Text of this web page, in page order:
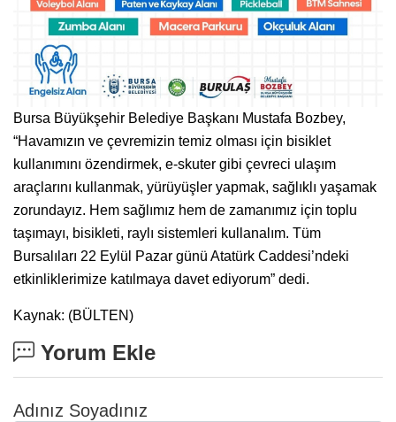
Bursa Büyükşehir Belediye Başkanı Mustafa Bozbey,
“Havamızın ve çevremizin temiz olması için bisiklet
kullanımını özendirmek, e-skuter gibi çevreci ulaşım
araçlarını kullanmak, yürüyüşler yapmak, sağlıklı yaşamak
zorundayız. Hem sağlımız hem de zamanımız için toplu
taşımayı, bisikleti, raylı sistemleri kullanalım. Tüm
Bursalıları 22 Eylül Pazar günü Atatürk Caddesi’ndeki
etkinliklerimize katılmaya davet ediyorum” dedi.
Kaynak: (BÜLTEN)
Yorum Ekle
Adınız Soyadınız